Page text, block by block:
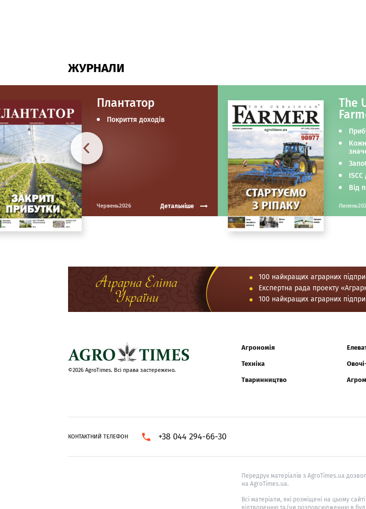
ЖУРНАЛИ
The
Від
Плантатор
Покриття доходів
Червень2026 Детальніше
100 найкращих аграрних
Експертна рада проекту
100 найкращих аграрних
©2026 AgroTimes. Всі права застережено.
Агрономія
Техніка
Тваринництво
КОНТАКТНИЙ ТЕЛЕФОН +38 044 294-66-30
Передрук матеріалів з AgroTimes.ua
на AgroTimes.ua.
Всі матеріали, які розміщені на цьому
відтворенню та/чи розповсюдженню в